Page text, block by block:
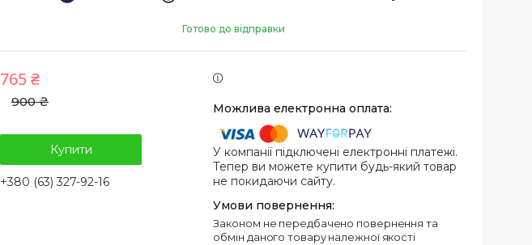
Готово до відправки
900 ₴
765 ₴
Купити
+380 (63) 327-92-16
У компанії підключені електронні платежі.
Тепер ви можете купити будь-який товар
не покидаючи сайту.
Законом не передбачено повернення та
обмін даного товару належної якості